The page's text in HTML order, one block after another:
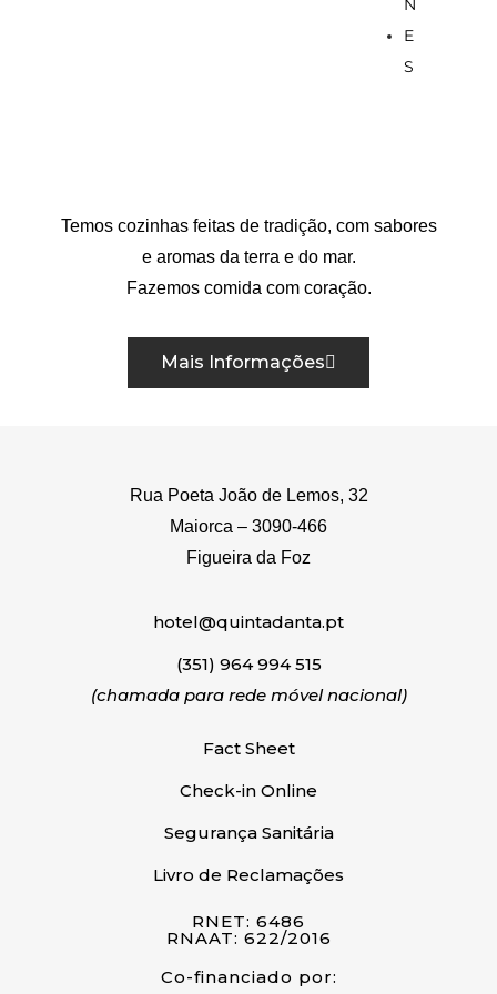
N
E
S
Temos cozinhas feitas de tradição, com sabores
e aromas da terra e do mar.
Fazemos comida com coração.
Mais Informações
Rua Poeta João de Lemos, 32
Maiorca – 3090-466
Figueira da Foz
hotel@quintadanta.pt
(351) 964 994 515
(chamada para rede móvel nacional)
Fact Sheet
Check-in Online
Segurança Sanitária
Livro de Reclamações
RNET: 6486
RNAAT: 622/2016
Co-financiado por: